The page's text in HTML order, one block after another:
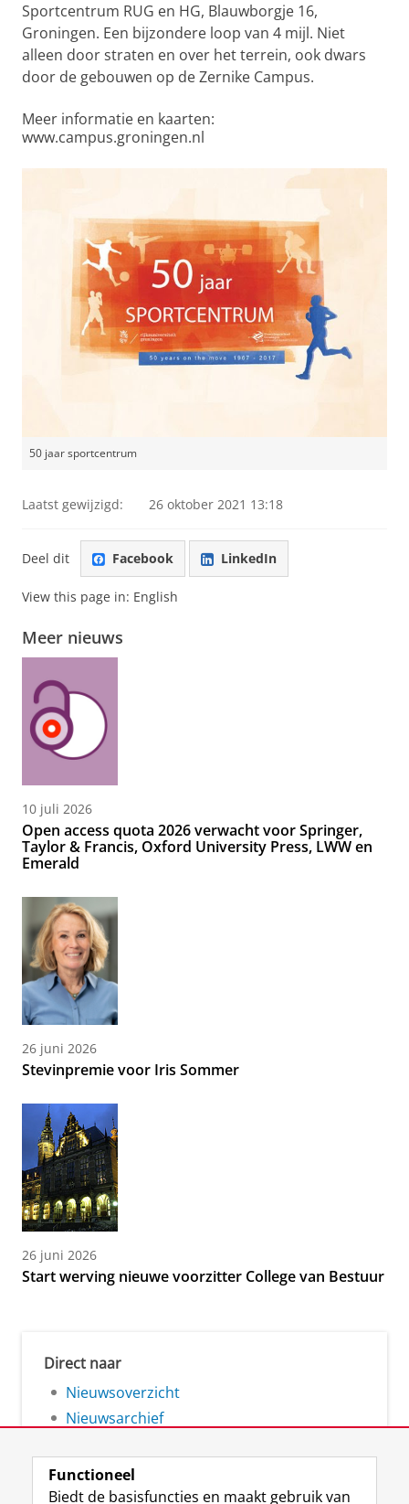
Sportcentrum RUG en HG, Blauwborgje 16,
Groningen. Een bijzondere loop van 4 mijl. Niet
alleen door straten en over het terrein, ook dwars
door de gebouwen op de Zernike Campus.
Meer informatie en kaarten:
www.campus.groningen.nl
50 jaar sportcentrum
Laatst gewijzigd: 26 oktober 2021 13:18
Deel dit Facebook LinkedIn
View this page in: English
Meer nieuws
10 juli 2026
Open access quota 2026 verwacht voor Springer,
Taylor & Francis, Oxford University Press, LWW en
Emerald
26 juni 2026
Stevinpremie voor Iris Sommer
26 juni 2026
Start werving nieuwe voorzitter College van Bestuur
Direct naar
Nieuwsoverzicht
Nieuwsarchief
Functioneel
Biedt de basisfuncties en maakt gebruik van